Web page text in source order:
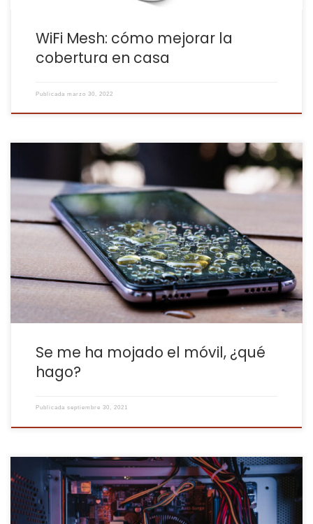
WiFi Mesh: cómo mejorar la
cobertura en casa
Publicada marzo 30, 2022
Una vez tu móvil ha caído al agua o se ha mojado, el peligro
reside en los cortocircuitos y la corrosión. Suponiendo que lo has
sacado del agua lo más rápido posible… Evita la tentación… NO LO
ENCIENDAS!! Si tu móvil se ha apagado al mojarse, no intentes
encenderlo ni […]
Se me ha mojado el móvil, ¿qué
hago?
Publicada septiembre 30, 2021